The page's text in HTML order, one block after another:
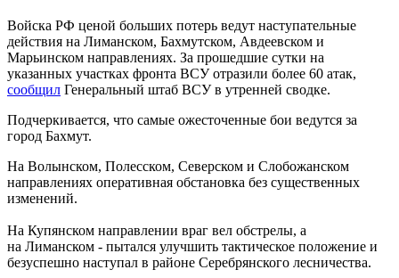
Войска РФ ценой больших потерь ведут наступательные
действия на Лиманском, Бахмутском, Авдеевском и
Марьинском направлениях. За прошедшие сутки на
указанных участках фронта ВСУ отразили более 60 атак,
сообщил Генеральный штаб ВСУ в утренней сводке.
Подчеркивается, что самые ожесточенные бои ведутся за
город Бахмут.
На Волынском, Полесском, Северском и Слобожанском
направлениях оперативная обстановка без существенных
изменений.
На Купянском направлении враг вел обстрелы, а
на Лиманском - пытался улучшить тактическое положение и
безуспешно наступал в районе Серебрянского лесничества.